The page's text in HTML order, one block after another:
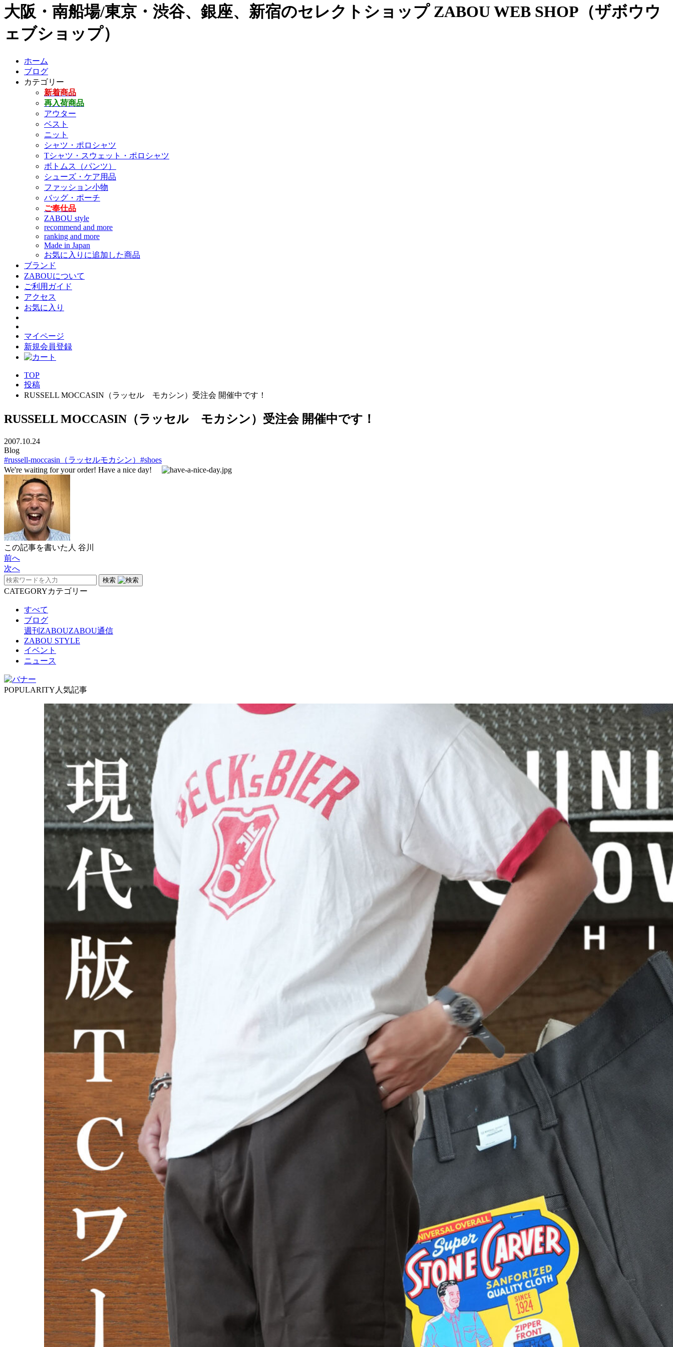
大阪・南船場/東京・渋谷、銀座、新宿のセレクトショップ ZABOU WEB SHOP（ザボウウ
ェブショップ）
ホーム
ブログ
カテゴリー
新着商品
再入荷商品
アウター
ベスト
ニット
シャツ・ポロシャツ
Tシャツ・スウェット・ポロシャツ
ボトムス（パンツ）
シューズ・ケア用品
ファッション小物
バッグ・ポーチ
ご奉仕品
ZABOU style
recommend and more
ranking and more
Made in Japan
お気に入りに追加した商品
ブランド
ZABOUについて
ご利用ガイド
アクセス
お気に入り
マイページ
新規会員登録
TOP
投稿
RUSSELL MOCCASIN（ラッセル モカシン）受注会 開催中です！
RUSSELL MOCCASIN（ラッセル モカシン）受注会 開催中です！
2007.10.24
Blog
#russell-moccasin（ラッセルモカシン） #shoes
We're waiting for your order! Have a nice day!
この記事を書いた人 谷川
前へ
次へ
検索
CATEGORYカテゴリー
すべて
ブログ
週刊ZABOUZABOU通信
ZABOU STYLE
イベント
ニュース
POPULARITY 人気記事